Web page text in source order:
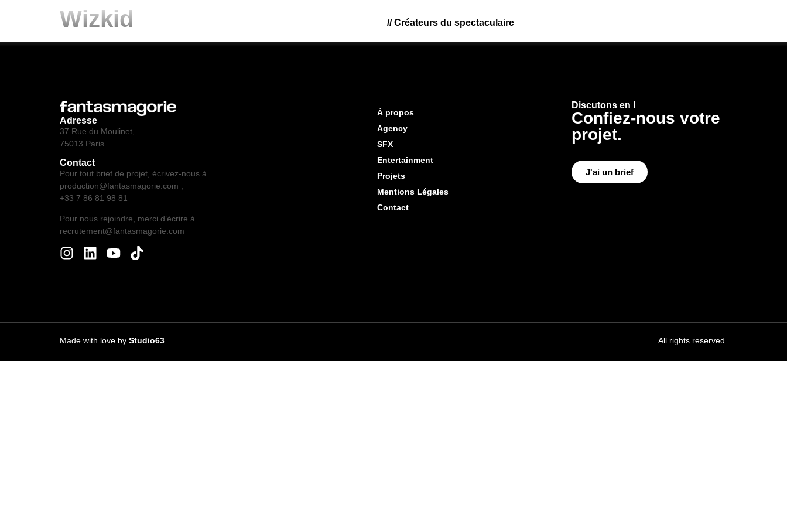
// Créateurs d u spectacu aire
Wizkid
Adresse
37 Rue du Moulinet,
75013 Paris
Contact
Pour tout brief de projet, écrivez-nous à
production@fantasmagorie.com ;
+33 7 86 81 98 81
Pour nous rejoindre, merci d’écrire à
recrutement@fantasmagorie.com
À propos
Agency
SFX
Entertainment
Projets
Mentions Légales
Contact
Discutons en !
Confiez-nous votre
projet.
J'ai un brief
Made with love by Studio63 All rights reserved.